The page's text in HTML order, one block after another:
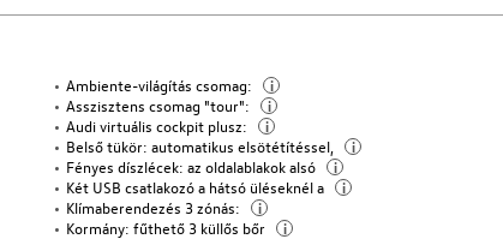
Ambiente-világítás csomag: i
Asszisztens csomag "tour": i
Audi virtuális cockpit plusz: i
Belső tükör: automatikus elsötétítéssel, i
Fényes díszlécek: az oldalablakok alsó i
Két USB csatlakozó a hátsó üléseknél a i
Klímaberendezés 3 zónás: i
Kormány: fűthető 3 küllős bőr i